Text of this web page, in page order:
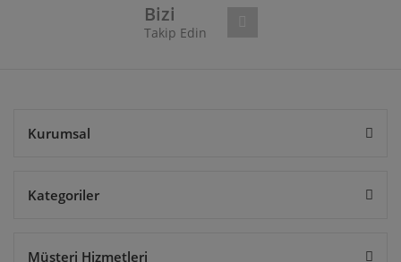
Bizi
Takip Edin
Kurumsal
Kategoriler
Müşteri Hizmetleri